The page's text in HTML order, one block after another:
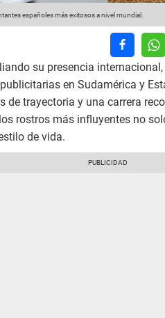
españoles más exitosos a nivel mundial.
su presencia
en Sudamérica y
de trayectoria y una carrera
rostros más influyentes no
de vida.